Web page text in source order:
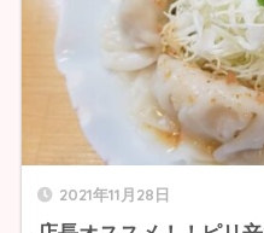
2021年11月28日